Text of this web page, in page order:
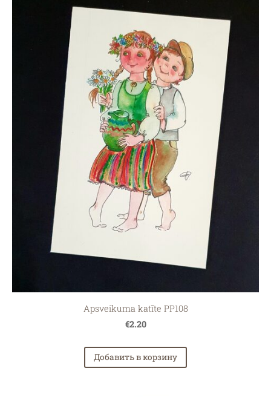
Apsveikuma katīte PP108
€2.20
Добавить в корзину